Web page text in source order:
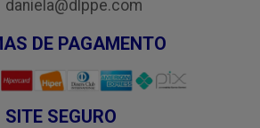
daniela@dlppe.com
DE PAGAMENTO
SITE SEGURO